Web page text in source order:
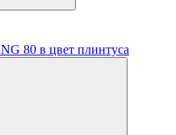
80 в цвет плинтуса